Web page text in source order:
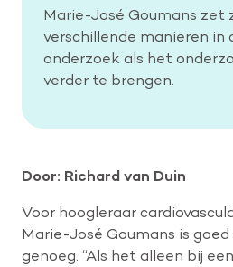
Marie-José Goumans zet
verschillende manieren in
onderzoek als het
verder te brengen.
Door: Richard van Duin
Voor hoogleraar
Marie-José Goumans is
genoeg. “Als het alleen bij